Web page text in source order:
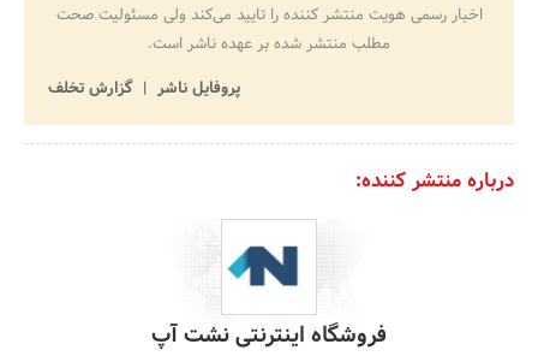
اخبار رسمی هویت منتشر کننده را تایید می‌کند ولی مسئولیت صحت
مطلب منتشر شده بر عهده ناشر است.
پروفایل ناشر
گزارش تخلف
درباره منتشر کننده:
فروشگاه اینترنتی نشت آپ